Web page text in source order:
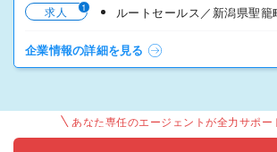
求人 1 ルートセールス／新潟県聖籠
企業情報の詳細を見る
あなた専任のエージェントが全力サポー